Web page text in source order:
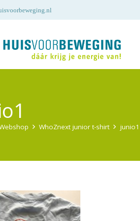
WhoZnext junior t-shirt junio1